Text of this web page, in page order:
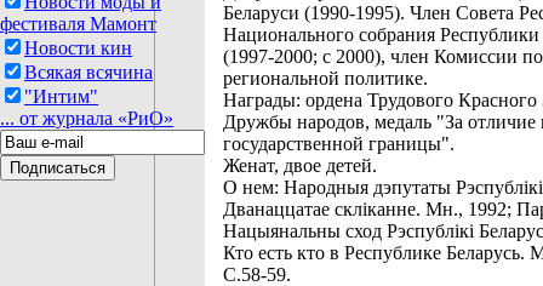
фестиваля Мамонт
Новости кин
Всякая всячина
"Интим"
... от журнала «РиО»
Беларуси (1990-1995). Член Совета
Национального собрания Республики
(1997-2000; с 2000), член Комиссии по
региональной политике.
Награды: ордена Трудового
Дружбы народов, медаль "За отличие
государственной границы".
Женат, двое детей.
О нем: Народныя дэпутаты
Дванаццатае скліканне. Мн., 1992;
Нацыянальны сход Рэспублікі
Кто есть кто в Республике Беларусь.
С.58-59.